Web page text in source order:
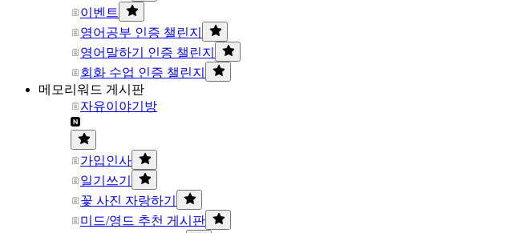
이벤트
영어공부 인증 챌린지
영어말하기 인증 챌린지
회화 수업 인증 챌린지
메모리워드 게시판
자유이야기방
가입인사
일기쓰기
꽃 사진 자랑하기
미드/영드 추천 게시판